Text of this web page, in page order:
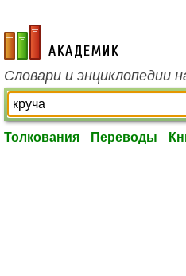
academic.ru
Словари и энциклопедии
Толкования Переводы